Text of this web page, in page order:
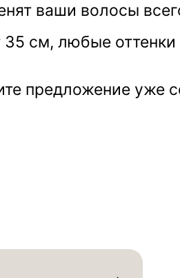
ваши волосы
см, любые
предложение уже